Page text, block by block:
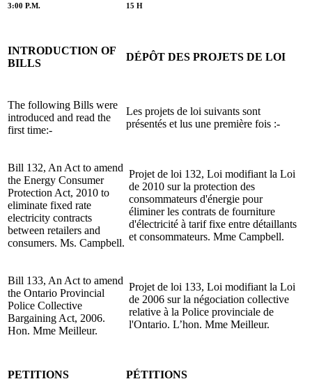
3:00 P.M. 15 H
INTRODUCTION OF
BILLS
DÉPÔT DES PROJETS DE LOI
The following Bills were
introduced and read the
first time:-
Les projets de loi suivants sont
présentés et lus une première fois :-
Bill 132, An Act to amend
the Energy Consumer
Protection Act, 2010 to
eliminate fixed rate
electricity contracts
between retailers and
consumers. Ms. Campbell.
Projet de loi 132, Loi modifiant la Loi
de 2010 sur la protection des
consommateurs d'énergie pour
éliminer les contrats de fourniture
d'électricité à tarif fixe entre détaillants
et consommateurs. Mme Campbell.
Bill 133, An Act to amend
the Ontario Provincial
Police Collective
Bargaining Act, 2006.
Hon. Mme Meilleur.
Projet de loi 133, Loi modifiant la Loi
de 2006 sur la négociation collective
relative à la Police provinciale de
l'Ontario. L’hon. Mme Meilleur.
PETITIONS PÉTITIONS